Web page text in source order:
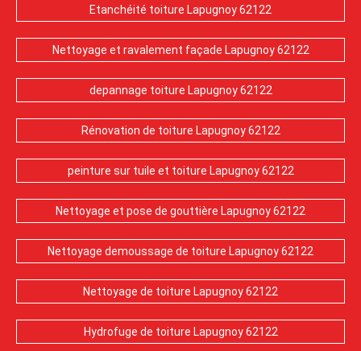
Etanchéité toiture Lapugnoy 62122
Nettoyage et ravalement façade Lapugnoy 62122
depannage toiture Lapugnoy 62122
Rénovation de toiture Lapugnoy 62122
peinture sur tuile et toiture Lapugnoy 62122
Nettoyage et pose de gouttière Lapugnoy 62122
Nettoyage demoussage de toiture Lapugnoy 62122
Nettoyage de toiture Lapugnoy 62122
Hydrofuge de toiture Lapugnoy 62122